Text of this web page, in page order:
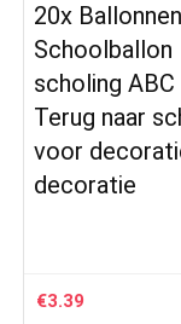
20x Ballonnen
Schoolballon
scholing ABC
Terug naar
voor
decoratie
€3.39